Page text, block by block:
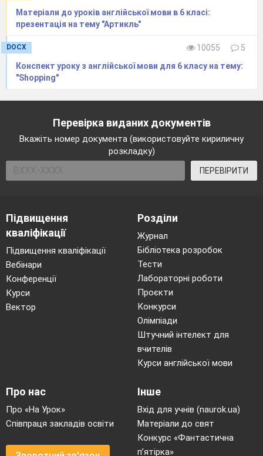
Матеріали до уроків англійської мови в 6 класі:
презентація на тему "Артикль"
DOCX 10055
5
Конспект уроку з англійської мови для 6 класу на тему:
"Shopping"
Перевірка виданих документів
Вкажіть номер документа (використовуйте кириличну
розкладку)
ПЕРЕВІРИТИ
Підвищення
кваліфікації
Підвищення кваліфікації
Вебінари
Конференції
Курси
Вектор
Розділи
Журнал
Бібліотека розробок
Тести
Лабораторні роботи
Проєкти
Конкурси
Олімпіади
Штучний інтелект для
вчителів
Курси англійської мови
Про нас
Про «На Урок»
Співпраця закладів освіти
Інше
Вхід для учнів (naurok.ua)
Матеріали до свят
Конкурс «Фантастична
п’ятірка»